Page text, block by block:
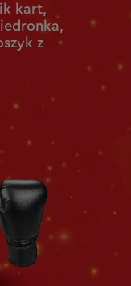
kart,
z